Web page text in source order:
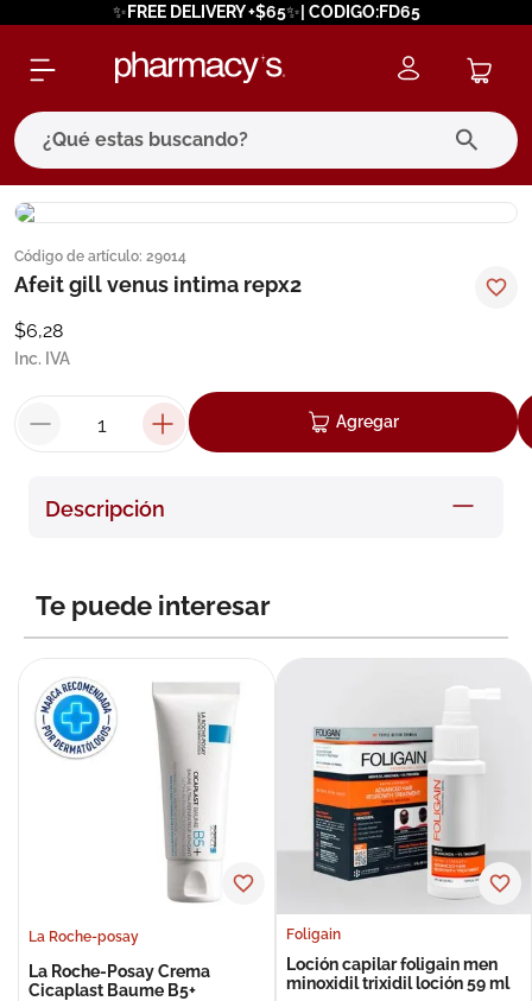
✨FREE DELIVERY +$65✨| CODIGO:FD65
¿Qué estas buscando?
Código de artículo: 29014
Afeit gill venus intima repx2
$6,28
Inc. IVA
Agregar
Descripción
Te puede interesar
La Roche-posay
La Roche-Posay Crema
Cicaplast Baume B5+
Foligain
Loción capilar foligain men
minoxidil trixidil loción 59 ml
términos más buscados
1. eucerin
cerave
7. isdin
10.pañales